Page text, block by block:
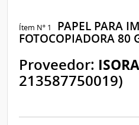
Ítem Nº 1
PAPEL PARA
FOTOCOPIADORA 80
Proveedor:
213587750019)